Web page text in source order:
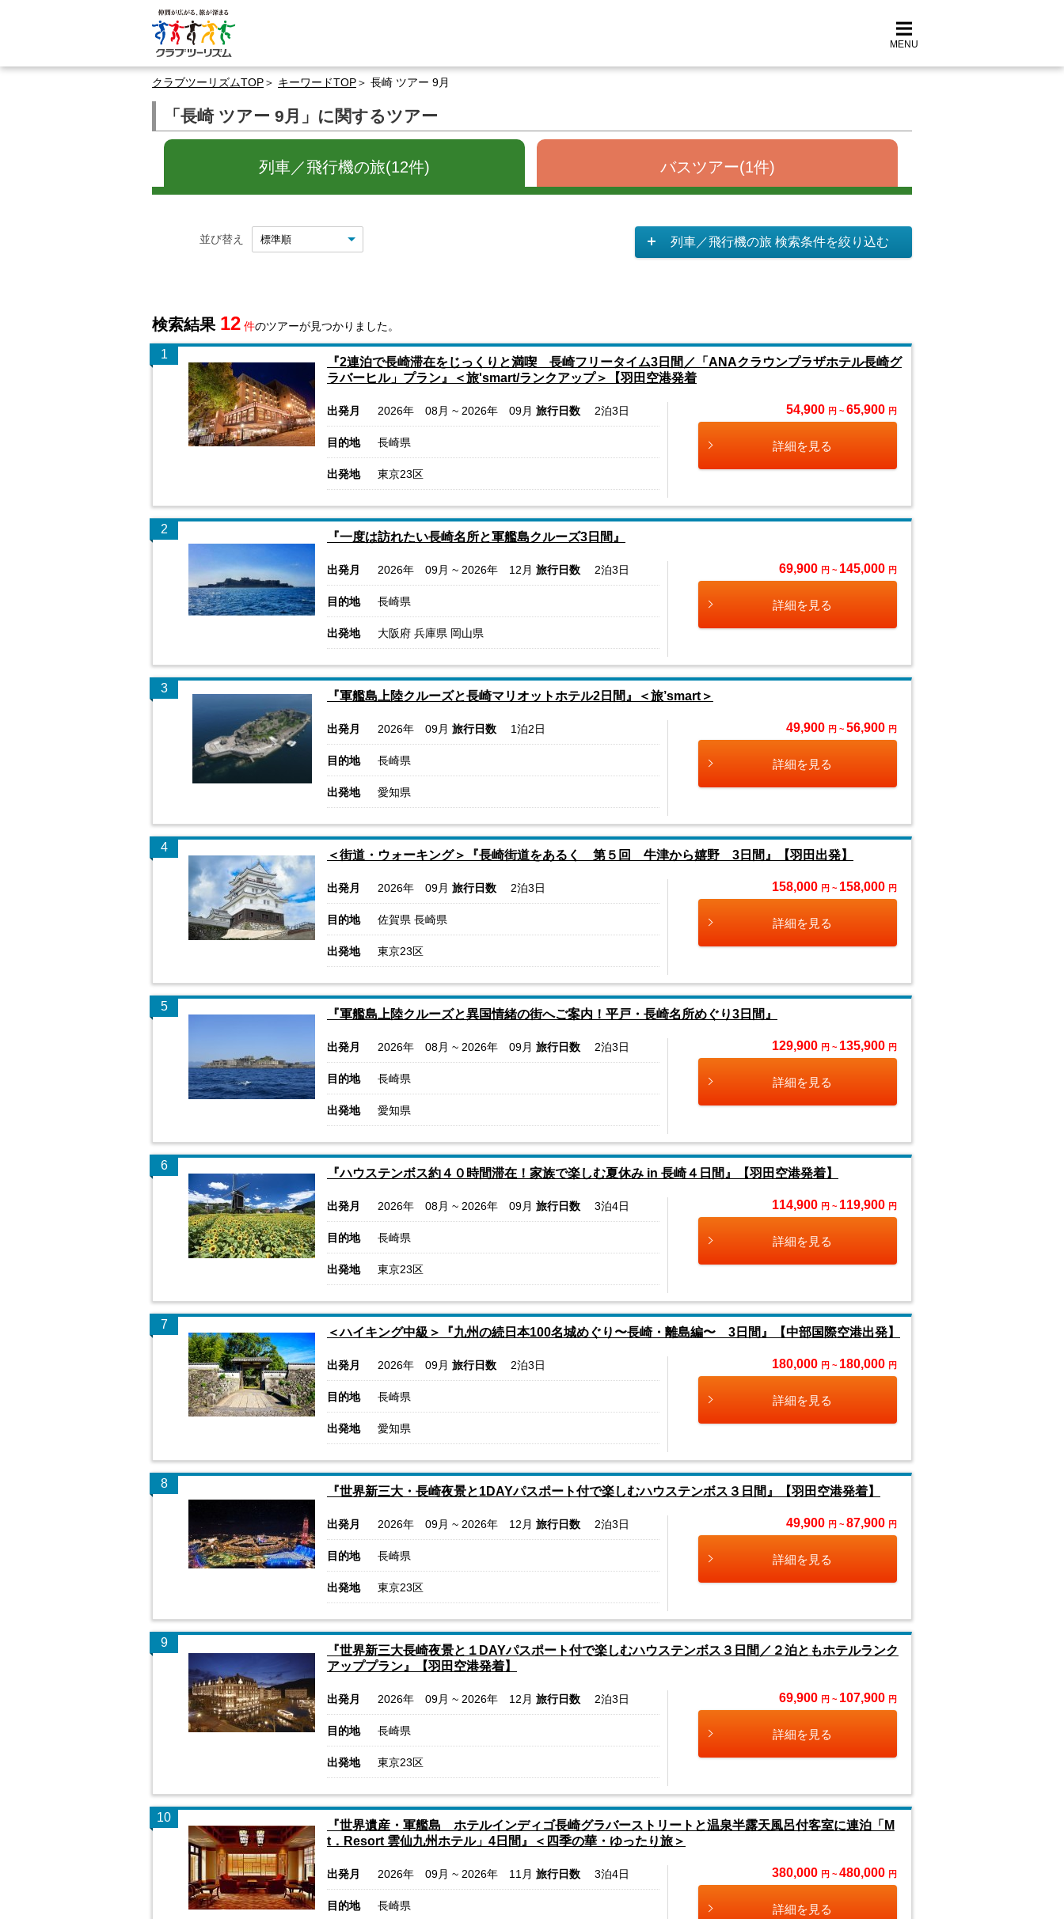
MENU
クラブツーリズムTOP キーワードTOP 長崎 ツアー 9月
「長崎 ツアー 9月」に関するツアー
列車／飛行機の旅(12件) バスツアー(1件)
並び替え 列車／飛行機の旅 検索条件を絞り込む
検索結果 12 件のツアーが見つかりました。
1
『2連泊で長崎滞在をじっくりと満喫 長崎フリータイム3日間／「ANAクラウンプラザホテル長崎グ
ラバーヒル」プラン』＜旅'smart/ランクアップ＞【羽田空港発着
出発月 2026年 08月 ~ 2026年 09月 旅行日数 2泊3日
目的地 長崎県
出発地 東京23区
54,900 円 ~ 65,900 円
詳細を見る
2
『一度は訪れたい長崎名所と軍艦島クルーズ3日間』
出発月 2026年 09月 ~ 2026年 12月 旅行日数 2泊3日
目的地 長崎県
出発地 大阪府 兵庫県 岡山県
69,900 円 ~ 145,000 円
詳細を見る
3
『軍艦島上陸クルーズと長崎マリオットホテル2日間』＜旅’smart＞
出発月 2026年 09月 旅行日数 1泊2日
目的地 長崎県
出発地 愛知県
49,900 円 ~ 56,900 円
詳細を見る
4
＜街道・ウォーキング＞『長崎街道をあるく 第５回 牛津から嬉野 3日間』【羽田出発】
出発月 2026年 09月 旅行日数 2泊3日
目的地 佐賀県 長崎県
出発地 東京23区
158,000 円 ~ 158,000 円
詳細を見る
5
『軍艦島上陸クルーズと異国情緒の街へご案内！平戸・長崎名所めぐり3日間』
出発月 2026年 08月 ~ 2026年 09月 旅行日数 2泊3日
目的地 長崎県
出発地 愛知県
129,900 円 ~ 135,900 円
詳細を見る
6
『ハウステンボス約４０時間滞在！家族で楽しむ夏休み in 長崎４日間』【羽田空港発着】
出発月 2026年 08月 ~ 2026年 09月 旅行日数 3泊4日
目的地 長崎県
出発地 東京23区
114,900 円 ~ 119,900 円
詳細を見る
7
＜ハイキング中級＞『九州の続日本100名城めぐり〜長崎・離島編〜 3日間』【中部国際空港出発】
出発月 2026年 09月 旅行日数 2泊3日
目的地 長崎県
出発地 愛知県
180,000 円 ~ 180,000 円
詳細を見る
8
『世界新三大・長崎夜景と1DAYパスポート付で楽しむハウステンボス３日間』【羽田空港発着】
出発月 2026年 09月 ~ 2026年 12月 旅行日数 2泊3日
目的地 長崎県
出発地 東京23区
49,900 円 ~ 87,900 円
詳細を見る
9
『世界新三大長崎夜景と１DAYパスポート付で楽しむハウステンボス３日間／２泊ともホテルランク
アッププラン』【羽田空港発着】
出発月 2026年 09月 ~ 2026年 12月 旅行日数 2泊3日
目的地 長崎県
出発地 東京23区
69,900 円 ~ 107,900 円
詳細を見る
10
『世界遺産・軍艦島 ホテルインディゴ長崎グラバーストリートと温泉半露天風呂付客室に連泊「M
t．Resort 雲仙九州ホテル」4日間』＜四季の華・ゆったり旅＞
出発月 2026年 09月 ~ 2026年 11月 旅行日数 3泊4日
目的地 長崎県
380,000 円 ~ 480,000 円
詳細を見る